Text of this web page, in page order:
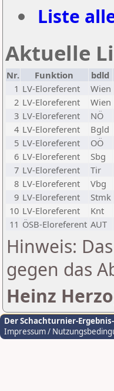
Liste
Aktuelle
Nr. Funktion bdld
1 LV-Eloreferent Wien
2 LV-Eloreferent Wien
3 LV-Eloreferent NÖ
4 LV-Eloreferent Bgld
5 LV-Eloreferent OÖ
6 LV-Eloreferent Sbg
7 LV-Eloreferent Tir
8 LV-Eloreferent Vbg
9 LV-Eloreferent Stmk
10 LV-Eloreferent Knt
11 ÖSB-Eloreferent AUT
Hinweis:
gegen das
Heinz
Der Schachturnier-
Impressum /